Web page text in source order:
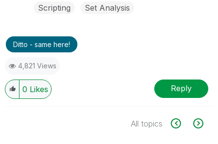
Scripting
Set Analysis
Ditto - same here!
4,821 Views
0 Likes Reply
All topics